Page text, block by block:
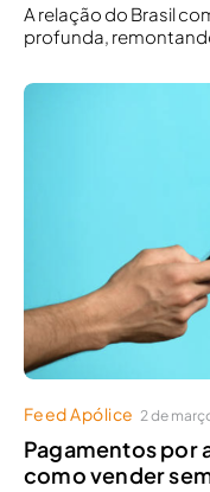
A relação do Brasil
profunda,
Feed Apólice 2 de
Pagamentos por
como vender